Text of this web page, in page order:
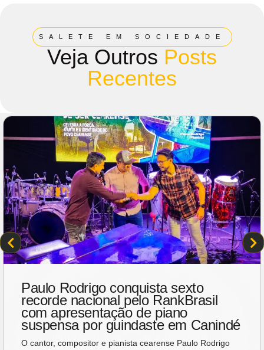
SALETE EM SOCIEDADE
Veja Outros Posts
Recentes
Paulo Rodrigo conquista sexto
recorde nacional pelo RankBrasil
com apresentação de piano
suspensa por guindaste em Canindé
O cantor, compositor e pianista cearense Paulo Rodrigo